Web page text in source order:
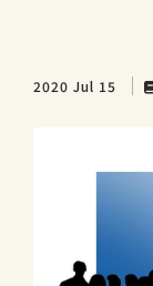
2020 Jul 15